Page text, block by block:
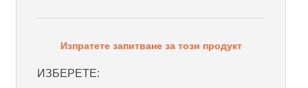
Изпратете запитване за този продукт
ИЗБЕРЕТЕ: